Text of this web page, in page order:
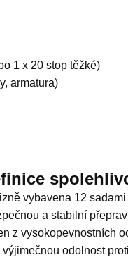
1 x 20 stop těžké)
armatura)
vybavena 12
a stabilní
z vysokopevnostních
odolnost